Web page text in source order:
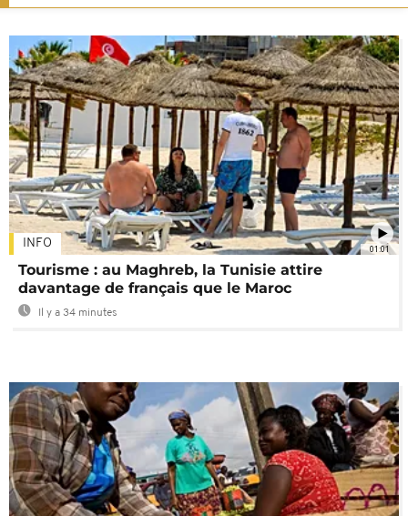
01:01
INFO
Tourisme : au Maghreb, la Tunisie attire
davantage de français que le Maroc
Il y a 34 minutes